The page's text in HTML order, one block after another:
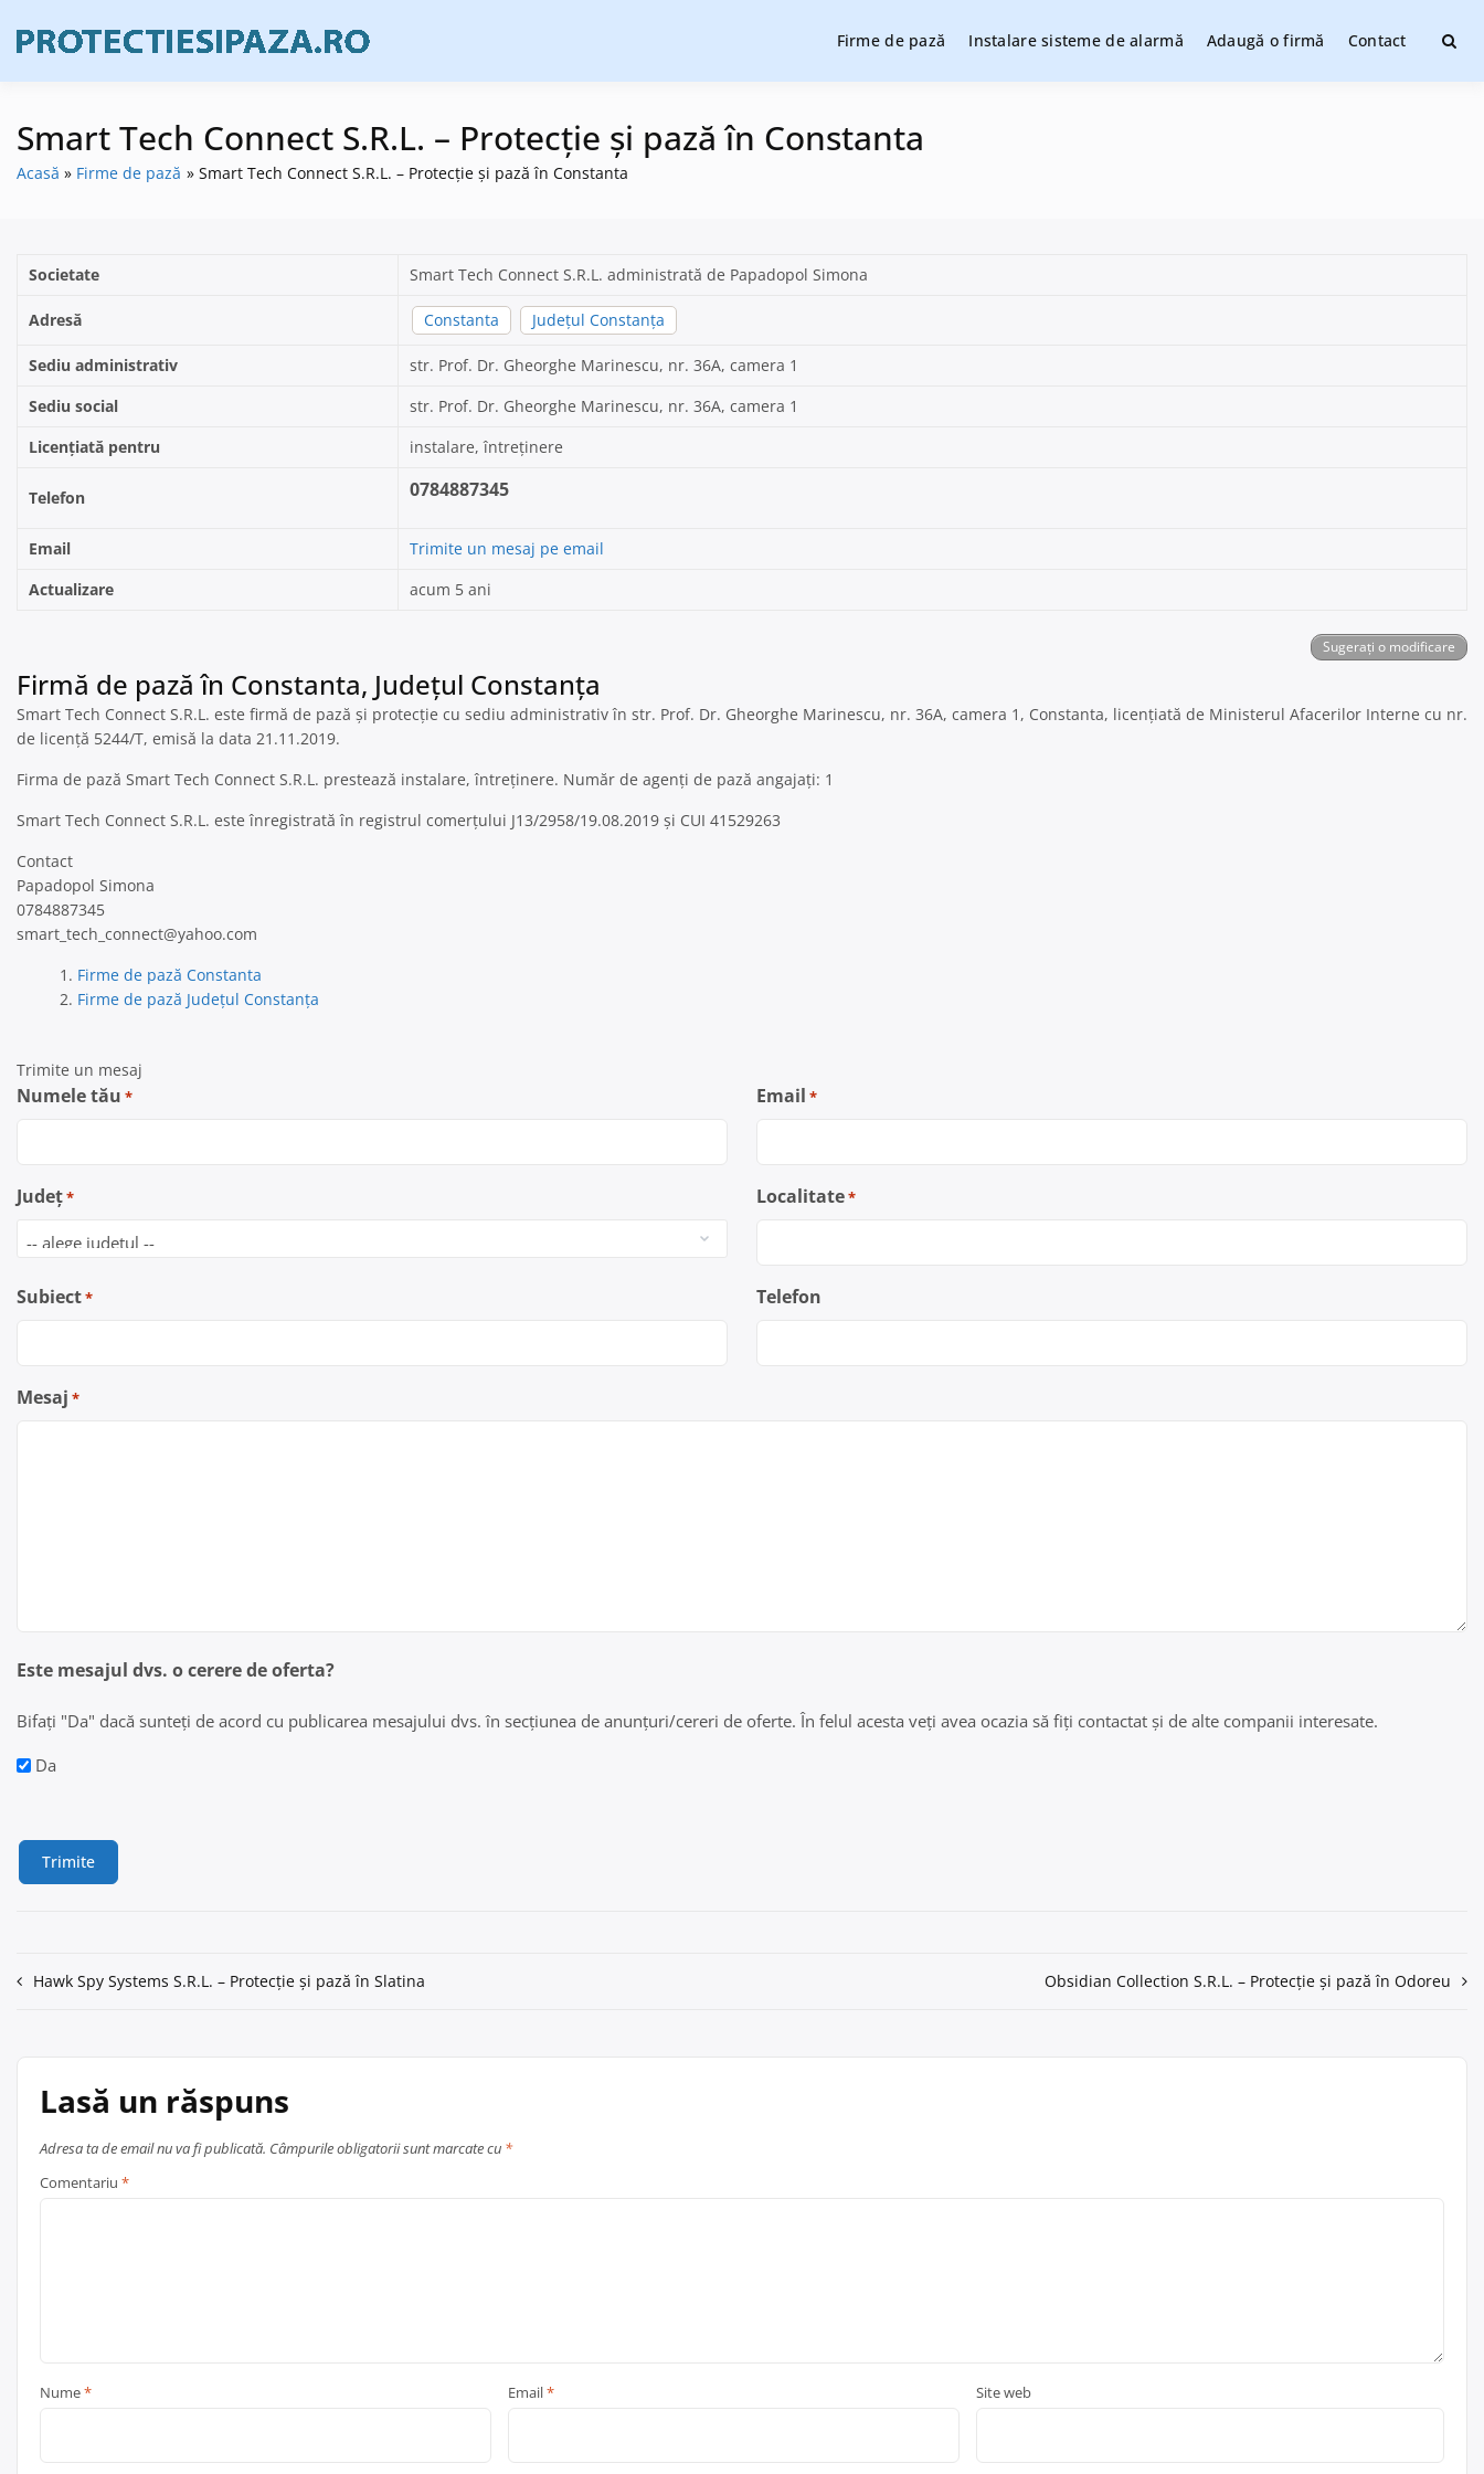
content
Firme de protecție și pază, instalare sisteme de alarmare și evaluatori de securitate
Firme de pază Instalare sisteme de alarmă Adaugă o firmă Contact
Smart Tech Connect S.R.L. – Protecție și pază în Constanta
Acasă Firme de pază Smart Tech Connect S.R.L. – Protecție și pază în Constanta
Societate Smart Tech Connect S.R.L. administrată de Papadopol Simona
Adresă Constanta Județul Constanța
Sediu administrativ
str. Prof. Dr. Gheorghe Marinescu, nr. 36A, camera 1
Sediu social
str. Prof. Dr. Gheorghe Marinescu, nr. 36A, camera 1
Licențiată pentru
instalare, întreținere
Telefon 0784887345
Email
Trimite un mesaj pe email
Actualizare
acum 5 ani
Sugerați o modificare
Firmă de pază în Constanta, Județul Constanța
Smart Tech Connect S.R.L. este firmă de pază și protecție cu sediu administrativ în str. Prof. Dr. Gheorghe Marinescu, nr. 36A, camera 1, Constanta, licențiată de Ministerul Afacerilor Interne cu nr.
de licență 5244/T, emisă la data 21.11.2019.
Firma de pază Smart Tech Connect S.R.L. prestează instalare, întreținere. Număr de agenți de pază angajați: 1
Smart Tech Connect S.R.L. este înregistrată în registrul comerțului J13/2958/19.08.2019 și CUI 41529263
Contact
Papadopol Simona
0784887345
smart_tech_connect@yahoo.com
Firme de pază Constanta
Firme de pază Județul Constanța
Trimite un mesaj
Numele tău * Email *
Județ* Localitate*
Subiect* Telefon
Mesaj *
Este mesajul dvs. o cerere de oferta?
Bifați "Da" dacă sunteți de acord cu publicarea mesajului dvs. în secțiunea de anunțuri/cereri de oferte. În felul acesta veți avea ocazia să fiți contactat și de alte companii interesate.
Da
Navigare
Hawk Spy Systems S.R.L. – Protecție și pază în Slatina Obsidian Collection S.R.L. – Protecție și pază în Odoreu
Lasă un răspuns
Adresa ta de email nu va fi publicată. Câmpurile obligatorii sunt marcate cu *
Comentariu *
Nume* Email* Site web